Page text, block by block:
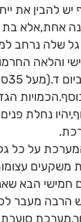
יש להבין את
אחת,אלא בת
שלה נרחב
והלאה
כמובן שלא יפתח עקב המשכות המערכת.
נחלת
על כל
משקעים
מעבר לכך.( 2800מ